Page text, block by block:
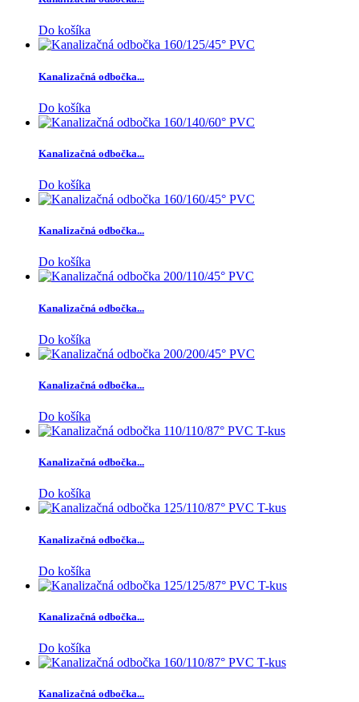
Do košíka
Kanalizačná odbočka...
Do košíka
Kanalizačná odbočka...
Do košíka
Kanalizačná odbočka...
Do košíka
Kanalizačná odbočka...
Do košíka
Kanalizačná odbočka...
Do košíka
Kanalizačná odbočka...
Do košíka
Kanalizačná odbočka...
Do košíka
Kanalizačná odbočka...
Do košíka
Kanalizačná odbočka...